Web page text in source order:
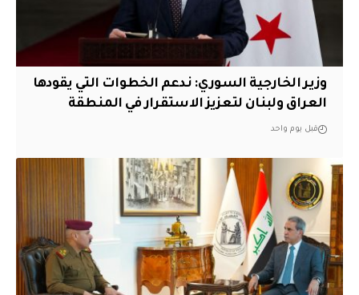
وزير الخارجية السوري: ندعم الخطوات التي يقودها
العراق ولبنان لتعزيز الاستقرار في المنطقة
قبل يوم واحد